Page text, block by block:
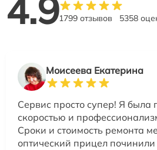
4.91799 отзывов 5358
Моисеева Екатерина
Сервис просто супер! Я была
скоростью и
Сроки и стоимость ремонта
оптический прицел